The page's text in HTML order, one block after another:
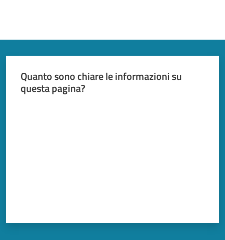
Quanto sono chiare le informazioni su
questa pagina?